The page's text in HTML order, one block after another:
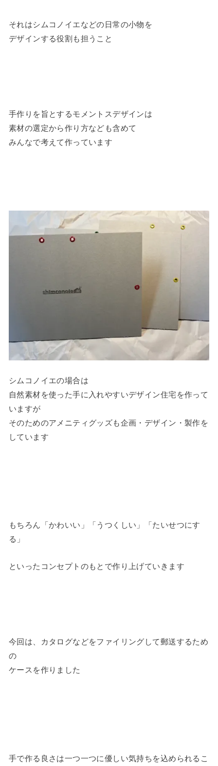
それはシムコノイエなどの日常の小物を
デザインする役割も担うこと
手作りを旨とするモメントスデザインは
素材の選定から作り方なども含めて
みんなで考えて作っています
シムコノイエの場合は
自然素材を使った手に入れやすいデザイン住宅を作って
いますが
そのためのアメニティグッズも企画・デザイン・製作を
しています
もちろん「かわいい」「うつくしい」「たいせつにす
る」
といったコンセプトのもとで作り上げていきます
今回は、カタログなどをファイリングして郵送するため
の
ケースを作りました
手で作る良さは一つ一つに優しい気持ちを込められるこ